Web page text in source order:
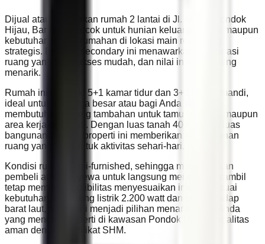
Dijual atau disewakan rumah 2 lantai di Jl. Abadi, Pondok
Hijau, Bandung, cocok untuk hunian keluarga besar maupun
kebutuhan usaha rumahan di lokasi main road yang
strategis. Properti secondary ini menawarkan kombinasi
ruang yang luas, akses mudah, dan nilai investasi yang
menarik.
Rumah ini memiliki 5+1 kamar tidur dan 3+1 kamar mandi,
ideal untuk keluarga besar atau bagi Anda yang
membutuhkan ruang tambahan untuk tamu, asisten, maupun
area kerja di rumah. Dengan luas tanah 400 m² dan luas
bangunan 277 m², properti ini memberikan kenyamanan
ruang yang lega untuk aktivitas sehari-hari.
Kondisi rumah semi-furnished, sehingga memudahkan
pembeli atau penyewa untuk langsung menempati sambil
tetap memiliki fleksibilitas menyesuaikan interior sesuai
kebutuhan. Didukung listrik 2.200 watt dan posisi hadap
barat laut, rumah ini menjadi pilihan menarik untuk Anda
yang mencari properti di kawasan Pondok Hijau. Legalitas
aman dengan sertifikat SHM.